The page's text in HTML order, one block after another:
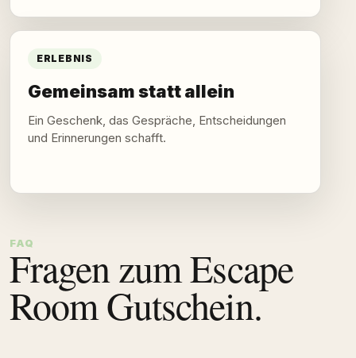
ERLEBNIS
Gemeinsam statt allein
Ein Geschenk, das Gespräche, Entscheidungen
und Erinnerungen schafft.
FAQ
Fragen zum Escape
Room Gutschein.